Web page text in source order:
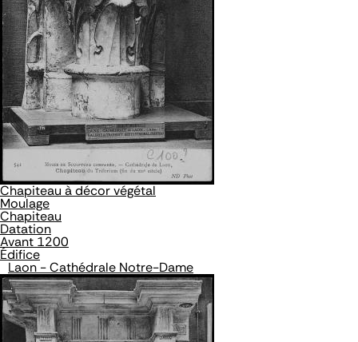
Chapiteau à décor végétal
Moulage
Chapiteau
Datation
Avant 1200
Édifice
Laon - Cathédrale Notre-Dame